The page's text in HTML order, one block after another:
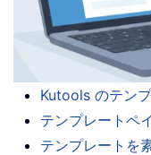
Kutools のテン
テンプレートペ
テンプレートを